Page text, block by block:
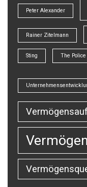
Peter Alexander
Rainer Zitelmann
Sting The Police